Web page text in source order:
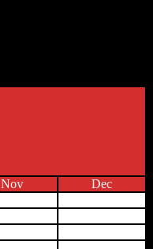
Nov
Dec